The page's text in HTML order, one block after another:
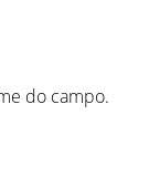
do campo.